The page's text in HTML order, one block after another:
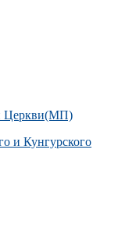
Церкви(МП)
и Кунгурского